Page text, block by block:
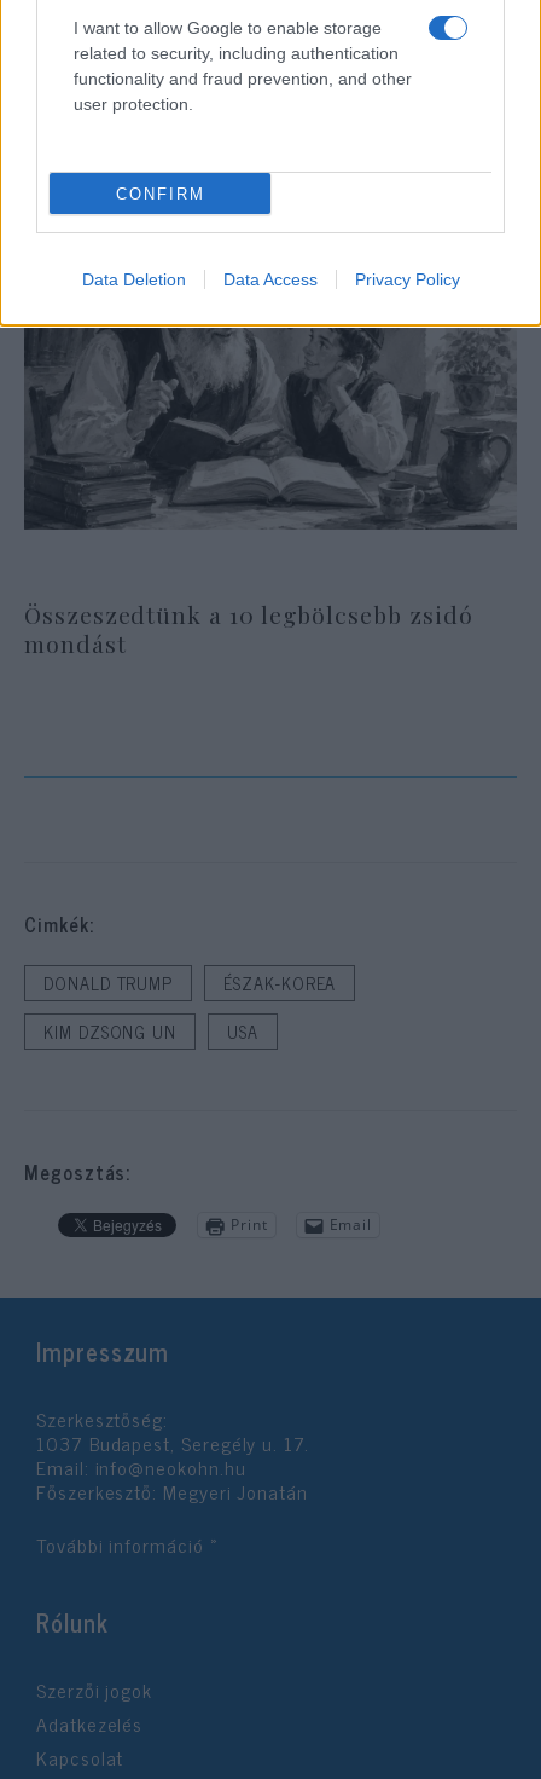
I want to allow Google to enable storage
related to security, including authentication
functionality and fraud prevention, and other
user protection.
CONFIRM
Data Deletion Data Access Privacy Policy
Megjelent az 5787. évi falinaptár, töltse le!
Összeszedtünk a 10 legbölcsebb zsidó
mondást
Cimkék:
DONALD TRUMP
ÉSZAK-KOREA
KIM DZSONG UN
USA
Megosztás:
Print Email
Impresszum
Szerkesztőség:
1037 Budapest, Seregély u. 17.
Email: info@neokohn.hu
Főszerkesztő: Megyeri Jonatán
További információ »
Rólunk
Szerzői jogok
Adatkezelés
Kapcsolat